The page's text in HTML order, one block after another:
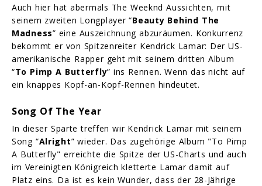
Auch hier hat abermals The Weeknd Aussichten, mit
seinem zweiten Longplayer “Beauty Behind The
Madness” eine Auszeichnung abzuräumen. Konkurrenz
bekommt er von Spitzenreiter Kendrick Lamar: Der US-
amerikanische Rapper geht mit seinem dritten Album
“To Pimp A Butterfly” ins Rennen. Wenn das nicht auf
ein knappes Kopf-an-Kopf-Rennen hindeutet.
Song Of The Year
In dieser Sparte treffen wir Kendrick Lamar mit seinem
Song “Alright” wieder. Das zugehörige Album "To Pimp
A Butterfly" erreichte die Spitze der US-Charts und auch
im Vereinigten Königreich kletterte Lamar damit auf
Platz eins. Da ist es kein Wunder, dass der 28-Jährige